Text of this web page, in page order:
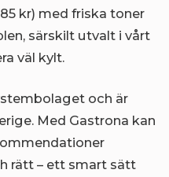
kr) med friska toner
särskilt utvalt i vårt
väl kylt.
och är
Med Gastrona kan
rätt – ett smart sätt